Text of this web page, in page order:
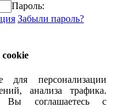
Пароль:
Забыли пароль?
персонализации
анализа трафика.
Вы соглашаетесь с